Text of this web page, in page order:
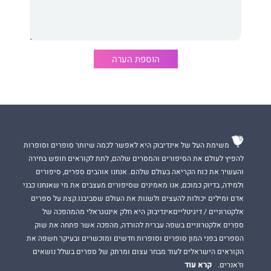
בחר להיפרד מעולם המחקר ופנה ללימודי פסיכולוגיה במטרה לטפל
כיום, מטפל כפסיכולוג קליני עם אוריינטציה של גוף-נפש-רוח
הוספת הערה
משימת העל של אינדיבוק היא לאפשר לכמה שיותר סופרים וסופרות
להפיץ לעולם את הסיפורים והמסרים שלהם, לתת לקוראים חופש בחירה
והעשיר את כוח הקריאה בעולם שלהם. אנחנו אוהבים ספרים, סיפורים
ולמידה, בדיוק כמוכם, אנו מאמינים שסיפורים מעצבים את מי שאנחנו כבני
אדם ומילים יכולות להעצים ולשנות את העולם שסביבנו.קצת על ספרים
אלקטרוניים / דיגיטלייםאינדיבוק היא חלק אינטגראלי מהמהפכה של
ספרים אלקטרוניים בשפה עברית להורדה, מהפכה אשר פתחה את שוק
הספרים בפני המון סופרים וסופרות חדשים ומוכשרים ובעיקר חשפה את
הקוראים הישראלים לעוד מבחר עצום ומרתק של ספרים בשלל נושאים
וז'אנרים.
קרא עוד